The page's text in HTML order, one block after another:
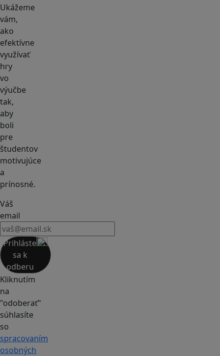
Ukážeme
vám,
ako
efektívne
využívať
hry
vo
výučbe
tak,
aby
boli
pre
študentov
motivujúce
a
prínosné.
Váš
email
Prihláste
sa k
odberu
Kliknutím
na
"odoberať"
súhlasíte
so
spracovaním
osobných